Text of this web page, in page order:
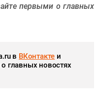
первыми о главных
в ВКонтакте и
главных новостях